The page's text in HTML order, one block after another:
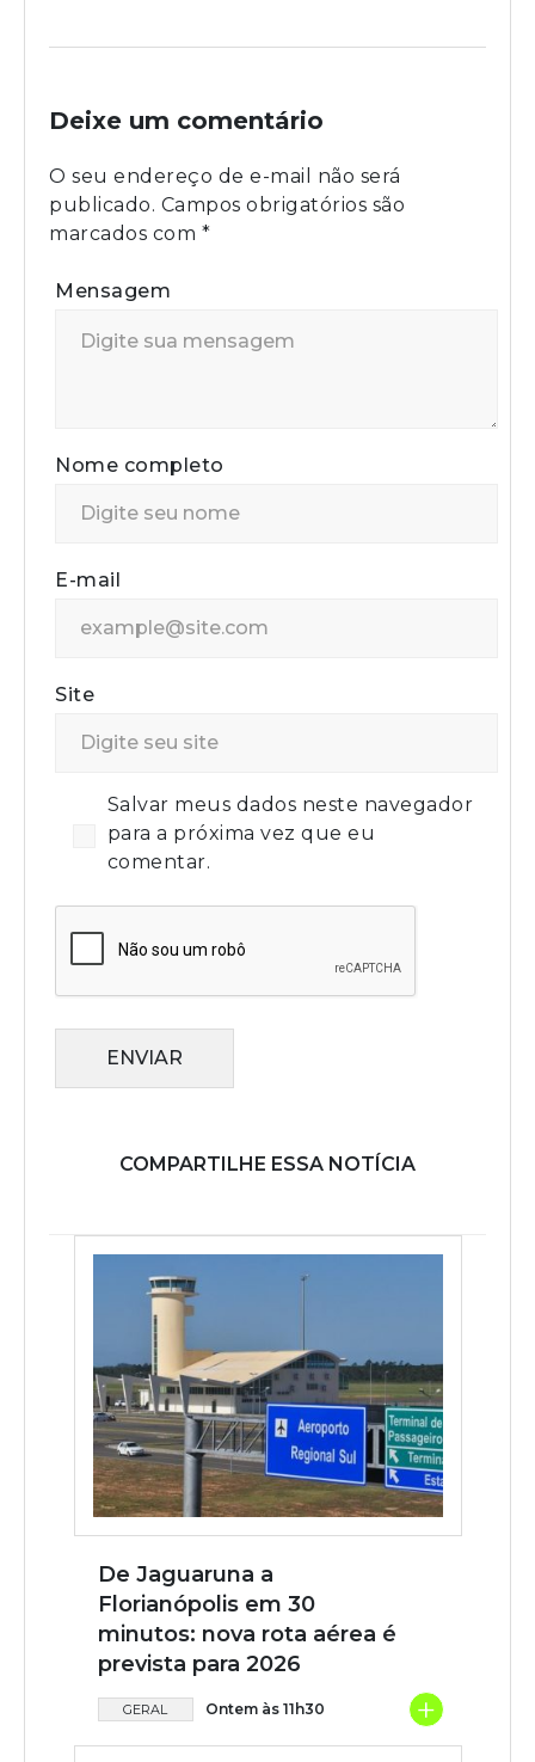
Deixe um comentário
O seu endereço de e-mail não será
publicado. Campos obrigatórios são
marcados com *
Mensagem
Nome completo
E-mail
Site
Salvar meus dados neste navegador
para a próxima vez que eu
comentar.
ENVIAR
COMPARTILHE ESSA NOTÍCIA
De Jaguaruna a
Florianópolis em 30
minutos: nova rota aérea é
prevista para 2026
GERAL Ontem às 11h30 +